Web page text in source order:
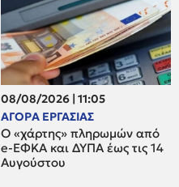
08/08/2026 | 11:05
ΑΓΟΡΑ ΕΡΓΑΣΙΑΣ
Ο «χάρτης» πληρωμών από
e-ΕΦΚΑ και ΔΥΠΑ έως τις 14
Αυγούστου